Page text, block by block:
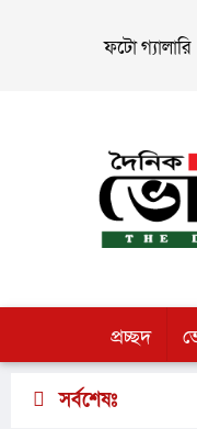
ফটো গ্যালারি
প্রচ্ছদ
সর্বশেষঃ